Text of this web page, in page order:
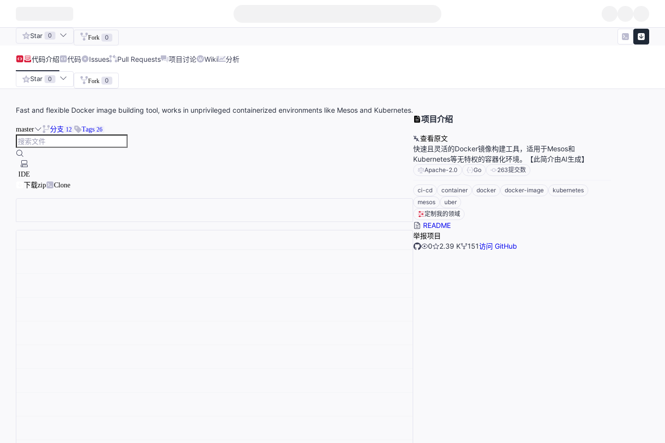
Star 0 Fork 0
代码介绍 代码 Issues Pull Requests 项目讨论 Wiki 分析
Star 0 Fork 0
Fast and flexible Docker image building tool, works in unprivileged containerized environments like Mesos and Kubernetes.
master 分支 12 Tags 26
IDE
下载zip
Clone
项目介绍
查看原文
快速且灵活的Docker镜像构建工具，适用于Mesos和
Kubernetes等无特权的容器化环境。【此简介由AI生成】
Apache-2.0 Go 263提交数
ci-cd container docker docker-image
kubernetes
mesos
uber
定制我的领域
README
举报项目
0
2.39 K 151访问 GitHub